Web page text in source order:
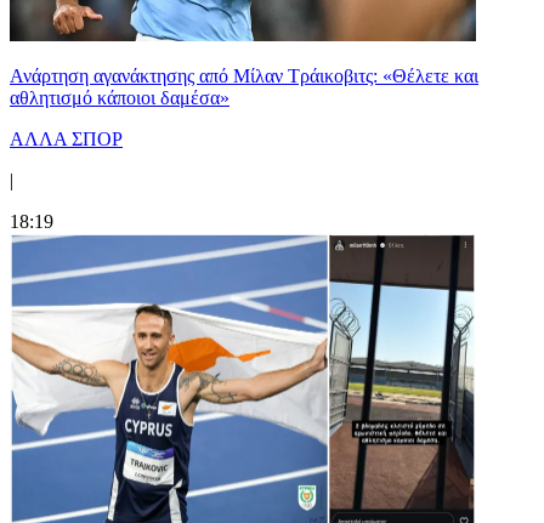
Ανάρτηση αγανάκτησης από Μίλαν Τράικοβιτς: «Θέλετε και
αθλητισμό κάποιοι δαμέσα»
ΑΛΛΑ ΣΠΟΡ
|
18:19